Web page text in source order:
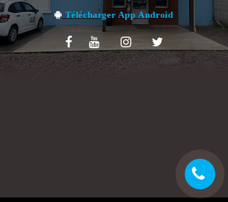
MENTIONS LÉGALES
C.G.V
Télécharger App Android